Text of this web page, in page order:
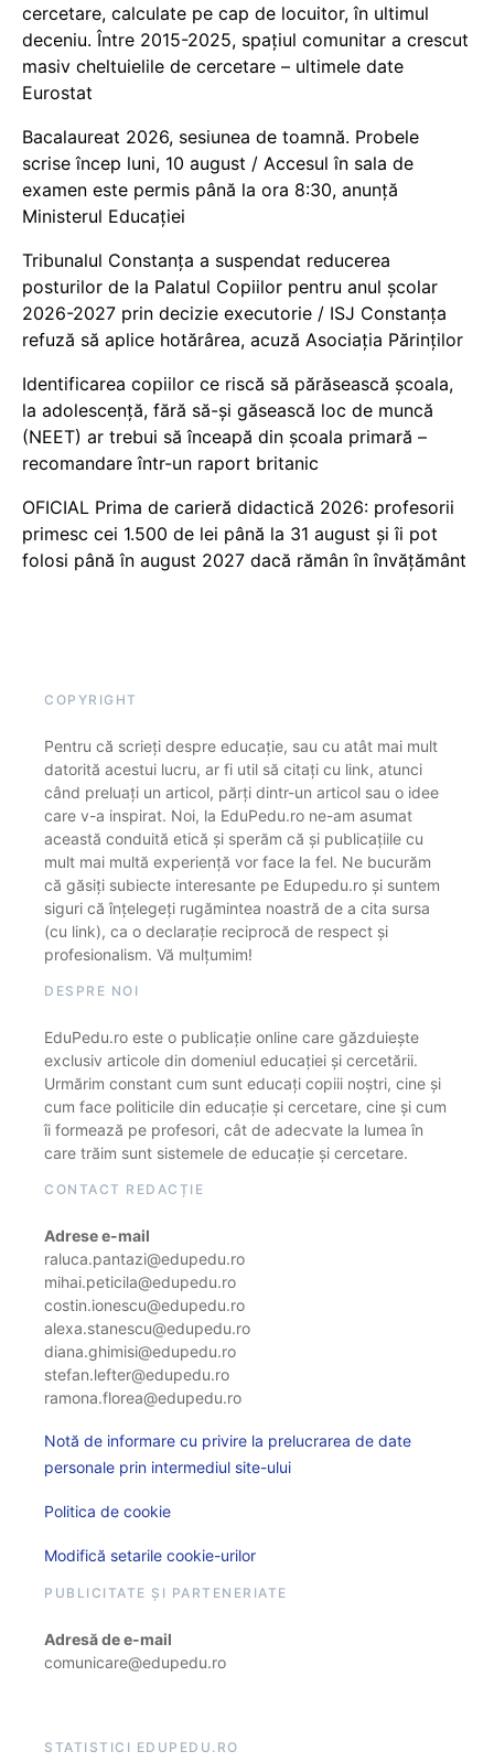
cercetare, calculate pe cap de locuitor, în ultimul
deceniu. Între 2015-2025, spațiul comunitar a crescut
masiv cheltuielile de cercetare – ultimele date
Eurostat
Bacalaureat 2026, sesiunea de toamnă. Probele
scrise încep luni, 10 august / Accesul în sala de
examen este permis până la ora 8:30, anunță
Ministerul Educației
Tribunalul Constanța a suspendat reducerea
posturilor de la Palatul Copiilor pentru anul școlar
2026-2027 prin decizie executorie / ISJ Constanța
refuză să aplice hotărârea, acuză Asociația Părinților
Identificarea copiilor ce riscă să părăsească școala,
la adolescență, fără să-și găsească loc de muncă
(NEET) ar trebui să înceapă din școala primară –
recomandare într-un raport britanic
OFICIAL Prima de carieră didactică 2026: profesorii
primesc cei 1.500 de lei până la 31 august și îi pot
folosi până în august 2027 dacă rămân în învățământ
COPYRIGHT
Pentru că scrieți despre educație, sau cu atât mai mult
datorită acestui lucru, ar fi util să citați cu link, atunci
când preluați un articol, părți dintr-un articol sau o idee
care v-a inspirat. Noi, la EduPedu.ro ne-am asumat
această conduită etică și sperăm că și publicațiile cu
mult mai multă experiență vor face la fel. Ne bucurăm
că găsiți subiecte interesante pe Edupedu.ro și suntem
siguri că înțelegeți rugămintea noastră de a cita sursa
(cu link), ca o declarație reciprocă de respect și
profesionalism. Vă mulțumim!
DESPRE NOI
EduPedu.ro este o publicație online care găzduiește
exclusiv articole din domeniul educației și cercetării.
Urmărim constant cum sunt educați copiii noștri, cine și
cum face politicile din educație și cercetare, cine și cum
îi formează pe profesori, cât de adecvate la lumea în
care trăim sunt sistemele de educație și cercetare.
CONTACT REDACȚIE
Adrese e-mail
raluca.pantazi@edupedu.ro
mihai.peticila@edupedu.ro
costin.ionescu@edupedu.ro
alexa.stanescu@edupedu.ro
diana.ghimisi@edupedu.ro
stefan.lefter@edupedu.ro
ramona.florea@edupedu.ro
Notă de informare cu privire la prelucrarea de date
personale prin intermediul site-ului
Politica de cookie
Modifică setarile cookie-urilor
PUBLICITATE ȘI PARTENERIATE
Adresă de e-mail
comunicare@edupedu.ro
STATISTICI EDUPEDU.RO